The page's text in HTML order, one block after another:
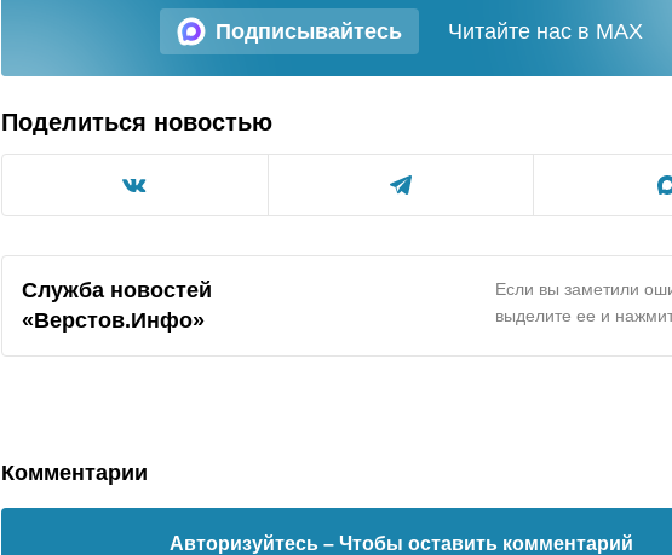
Подписывайтесь Читайте нас в MAX
Поделиться новостью
Служба новостей
«Верстов.Инфо»
Если вы заметили
выделите ее и
Комментарии
Авторизуйтесь – Чтобы оставить комментарий